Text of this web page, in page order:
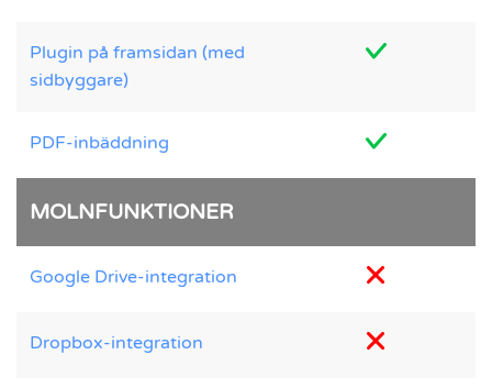
Plugin på framsidan (med
sidbyggare)
PDF-inbäddning
MOLNFUNKTIONER
Google Drive-integration
Dropbox-integration